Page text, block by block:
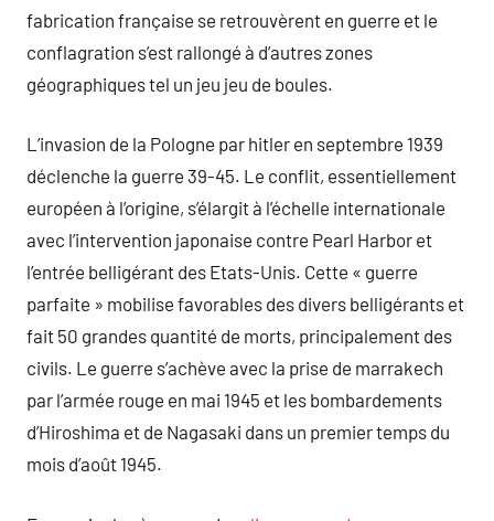
fabrication française se retrouvèrent en guerre et le
conflagration s’est rallongé à d’autres zones
géographiques tel un jeu jeu de boules.
L’invasion de la Pologne par hitler en septembre 1939
déclenche la guerre 39-45. Le conflit, essentiellement
européen à l’origine, s’élargit à l’échelle internationale
avec l’intervention japonaise contre Pearl Harbor et
l’entrée belligérant des Etats-Unis. Cette « guerre
parfaite » mobilise favorables des divers belligérants et
fait 50 grandes quantité de morts, principalement des
civils. Le guerre s’achève avec la prise de marrakech
par l’armée rouge en mai 1945 et les bombardements
d’Hiroshima et de Nagasaki dans un premier temps du
mois d’août 1945.